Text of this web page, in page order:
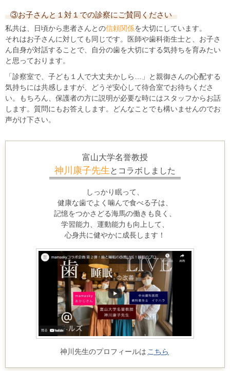
③お子さんと１対１での診察にご賛同ください
私共は、日頃から患者さんとの信頼関係を大切にしています。
それはお子さんに対しても同じです。医師や歯科衛生士と、お子さ
ん自身が対話することで、自分の歯を大切にする気持ちを育みたい
と思っております。
「診察室で、子ども１人で大丈夫かしら…」と親御さんの心配する
気持ちには共感しますが、どうぞ安心して待合室でお待ちくださ
い。もちろん、保護者の方に説明が必要な時にはスタッフからお話
します。質問にもお答えします。どんなことでも構いませんのでお
声がけ下さい。
富山大学名誉教授
神川康子先生 とコラボしました
しっかり眠って、
健康な歯でよく噛んで食べる子は、
記憶をつかさどる海馬の働きも良く、
学習能力、運動能力も向上して、
心身共に健やかに成長します！
神川先生のプロフィールは こちら